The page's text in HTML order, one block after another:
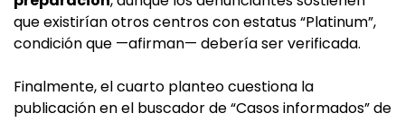
que existirían otros centros con estatus “Platinum”,
condición que —afirman— debería ser verificada.
Finalmente, el cuarto planteo cuestiona la
publicación en el buscador de “Casos informados” de